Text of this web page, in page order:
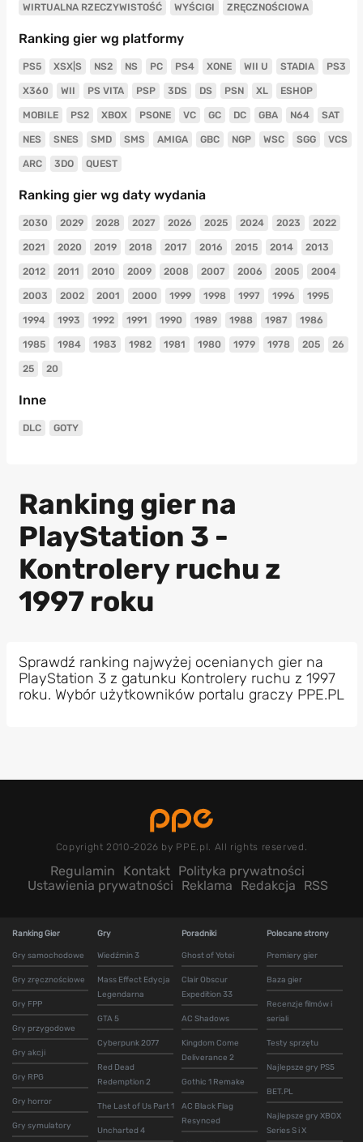
WIRTUALNA RZECZYWISTOŚĆ WYŚCIGI ZRĘCZNOŚCIOWA
Ranking gier wg platformy
PS5 XSX|S NS2 NS PC PS4 XONE WII U STADIA PS3
X360 WII PS VITA PSP 3DS DS PSN XL ESHOP
MOBILE PS2 XBOX PSONE VC GC DC GBA N64 SAT
NES SNES SMD SMS AMIGA GBC NGP WSC SGG VCS
ARC 3DO QUEST
Ranking gier wg daty wydania
2030 2029 2028 2027 2026 2025 2024 2023 2022
2021 2020 2019 2018 2017 2016 2015 2014 2013
2012 2011 2010 2009 2008 2007 2006 2005 2004
2003 2002 2001 2000 1999 1998 1997 1996 1995
1994 1993 1992 1991 1990 1989 1988 1987 1986
1985 1984 1983 1982 1981 1980 1979 1978 205 26
25 20
Inne
DLC GOTY
Ranking gier na
PlayStation 3 -
Kontrolery ruchu z
1997 roku
Sprawdź ranking najwyżej ocenianych gier na
PlayStation 3 z gatunku Kontrolery ruchu z 1997
roku. Wybór użytkowników portalu graczy PPE.PL
Copyright 2010-2026 by PPE.pl. All rights reserved.
Regulamin Kontakt Polityka prywatności
Ustawienia prywatności
Reklama Redakcja RSS
Ranking Gier
Gry samochodowe
Gry zręcznościowe
Gry FPP
Gry przygodowe
Gry akcji
Gry RPG
Gry horror
Gry symulatory
Gry
Wiedźmin 3
Mass Effect Edycja
Legendarna
GTA 5
Cyberpunk 2077
Red Dead
Redemption 2
The Last of Us Part 1
Uncharted 4
Poradniki
Ghost of Yotei
Clair Obscur
Expedition 33
AC Shadows
Kingdom Come
Deliverance 2
Gothic 1 Remake
AC Black Flag
Resynced
Polecane strony
Premiery gier
Baza gier
Recenzje filmów i
seriali
Testy sprzętu
Najlepsze gry PS5
BET.PL
Najlepsze gry XBOX
Series S i X